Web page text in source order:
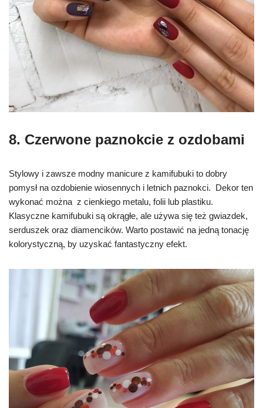
8. Czerwone paznokcie z ozdobami
Stylowy i zawsze modny manicure z kamifubuki to dobry
pomysł na ozdobienie wiosennych i letnich paznokci. Dekor ten
wykonać można z cienkiego metalu, folii lub plastiku.
Klasyczne kamifubuki są okrągłe, ale używa się też gwiazdek,
serduszek oraz diamencików. Warto postawić na jedną tonację
kolorystyczną, by uzyskać fantastyczny efekt.